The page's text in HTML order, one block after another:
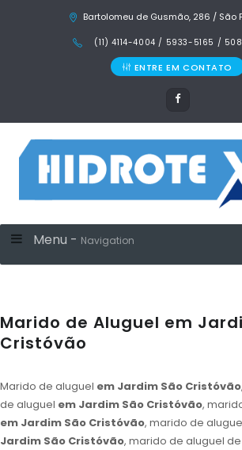
Bartolomeu de Gusmão, 286 / São
(11) 4114-4004 / 5933-5165 /
ENTRE EM CONTATO
Menu - Navigation
Marido de Aluguel em
Cristóvão
Marido de aluguel em Jardim São Cristóvão
de aluguel em Jardim São Cristóvão,
em Jardim São Cristóvão, marido de
Jardim São Cristóvão, marido de aluguel